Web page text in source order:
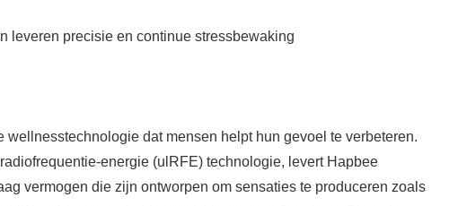
leveren precisie en continue stressbewaking
dat mensen helpt hun gevoel te verbeteren.
energie (ulRFE) technologie, levert Hapbee
vermogen die zijn ontworpen om sensaties te produceren zoals